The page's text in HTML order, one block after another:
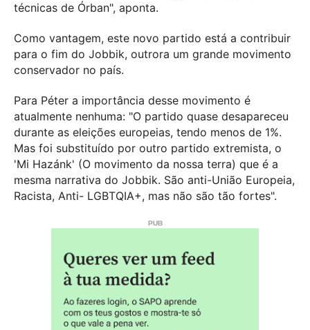
técnicas de Órban", aponta.
Como vantagem, este novo partido está a contribuir
para o fim do Jobbik, outrora um grande movimento
conservador no país.
Para Péter a importância desse movimento é
atualmente nenhuma: "O partido quase desapareceu
durante as eleições europeias, tendo menos de 1%.
Mas foi substituído por outro partido extremista, o
'Mi Hazánk' (O movimento da nossa terra) que é a
mesma narrativa do Jobbik. São anti-União Europeia,
Racista, Anti- LGBTQIA+, mas não são tão fortes".